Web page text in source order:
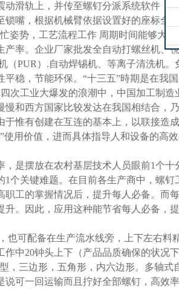
动滑轨上，并传至螺钉分派系统软件，
锁嘴，根据机械臂依据设置好的座标全
姿势，工艺流程工作 周期时间能够大
产率。企业厂家批发全自动打螺丝机、
（PUR）.自动焊锡机、等离子清洗机
平稳，节能环保。“十三五”時期是在我
次工业大爆发的浪潮中，中国加工制
和西方国家比较发达在我国相结合，
惟有创建在互连的基本上，以联接造
用价值，进而具体指导人和设备的高
是摆放在农村基层技术人员眼前1个十
个关键难题。在目前各生产商中，螺钉
职工的掌握情况后，提升每人必备。而
升。因此，应用这种能节省每人必备，
也可配备在生产流水线旁，上下左右料
作中20钟头上下（产品品质确保的状况
，三边形，五角形，内六边形。多轴式
可一回运输而且拧好全部螺钉，高效率